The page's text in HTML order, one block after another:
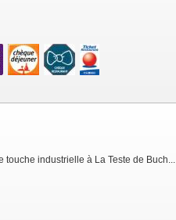
touche industrielle à La Teste de Buch...